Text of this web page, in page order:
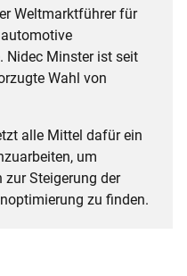
Weltmarktführer für
Nidec Minster ist seit
Wahl von
alle Mittel dafür ein
um
Steigerung der
zu finden.